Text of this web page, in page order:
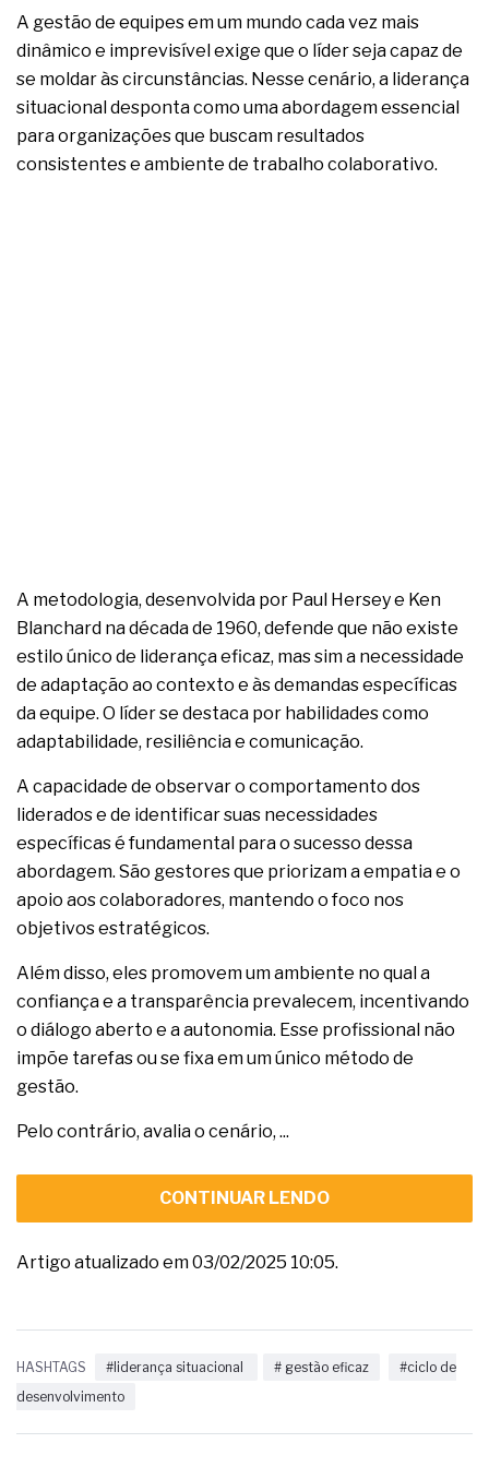
A gestão de equipes em um mundo cada vez mais
dinâmico e imprevisível exige que o líder seja capaz de
se moldar às circunstâncias. Nesse cenário, a liderança
situacional desponta como uma abordagem essencial
para organizações que buscam resultados
consistentes e ambiente de trabalho colaborativo.
A metodologia, desenvolvida por Paul Hersey e Ken
Blanchard na década de 1960, defende que não existe
estilo único de liderança eficaz, mas sim a necessidade
de adaptação ao contexto e às demandas específicas
da equipe. O líder se destaca por habilidades como
adaptabilidade, resiliência e comunicação.
A capacidade de observar o comportamento dos
liderados e de identificar suas necessidades
específicas é fundamental para o sucesso dessa
abordagem. São gestores que priorizam a empatia e o
apoio aos colaboradores, mantendo o foco nos
objetivos estratégicos.
Além disso, eles promovem um ambiente no qual a
confiança e a transparência prevalecem, incentivando
o diálogo aberto e a autonomia. Esse profissional não
impõe tarefas ou se fixa em um único método de
gestão.
Pelo contrário, avalia o cenário, ...
CONTINUAR LENDO
Artigo atualizado em 03/02/2025 10:05.
HASHTAGS #liderança situacional # gestão eficaz
#ciclo de
desenvolvimento